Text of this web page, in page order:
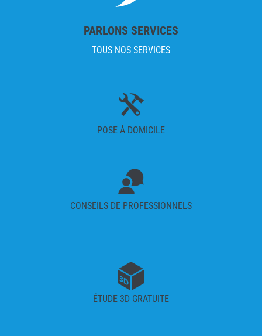
PARLONS SERVICES
TOUS NOS SERVICES
POSE À DOMICILE
CONSEILS DE PROFESSIONNELS
ÉTUDE 3D GRATUITE